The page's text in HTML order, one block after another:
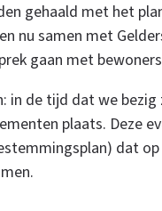
gehaald met het
nu samen met
gaan met
in de tijd dat we
plaats. Deze
dat